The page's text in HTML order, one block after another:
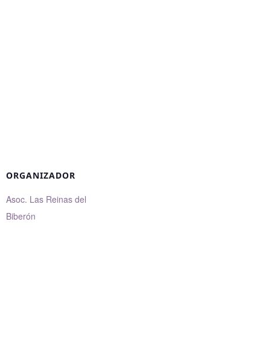
ORGANIZADOR
Asoc. Las Reinas del
Biberón